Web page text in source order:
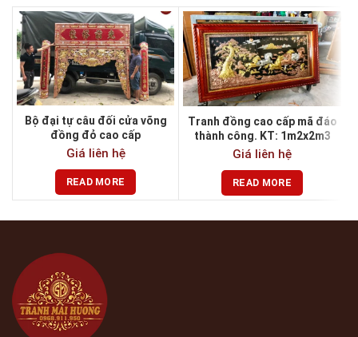
Bộ đại tự câu đối cửa võng
đồng đỏ cao cấp
Giá liên hệ
READ MORE
Tranh đồng cao cấp mã đáo
thành công. KT: 1m2x2m3
Giá liên hệ
READ MORE